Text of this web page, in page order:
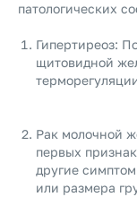
патологических
Гипертиреоз:
щитовидной
Рак молочной
первых
другие
или размера